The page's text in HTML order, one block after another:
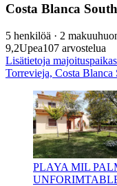
Costa Blanca
5 henkilöä · 2
9,2Upea107 arvostelua
Lisätietoja
Torrevieja, Costa Blanca
PLAYA MIL